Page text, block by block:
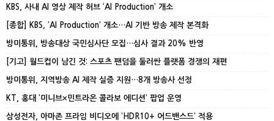
KBS, 사내 AI 영상 제작 허브 ‘AI Production’ 개소
[종합] KBS, ‘AI Production’ 개소…AI 기반 방송 제작 본격화
방미통위, 방송대상 국민심사단 모집…심사 결과 20% 반영
[기고] 월드컵이 남긴 것: 스포츠 팬덤을 둘러싼 플랫폼 경쟁의 재편
방미통위, 지역방송 AI 제작 실증 지원…8개 방송사 선정
KT, 홍대 ‘미니브×민트라온 콜라보 에디션’ 팝업 운영
삼성전자, 아마존 프라임 비디오에 ‘HDR10+ 어드밴스드’ 적용